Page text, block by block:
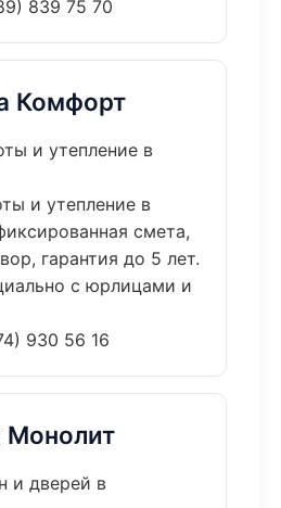
839 75 70
Комфорт
и утепление в
и утепление в
смета,
гарантия до 5 лет.
с юрлицами и
930 56 16
Монолит
и дверей в